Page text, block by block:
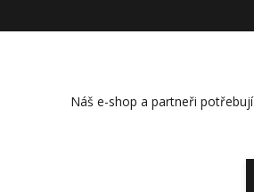
Náš e-shop a partneři potřebují